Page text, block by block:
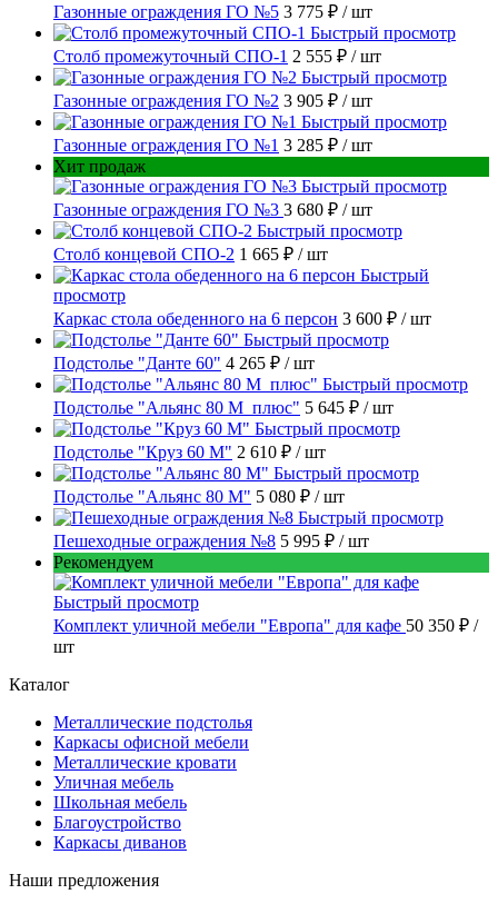
Газонные ограждения ГО №5 3 775 ₽ / шт
Быстрый просмотр
Столб промежуточный СПО-1 2 555 ₽ / шт
Быстрый просмотр
Газонные ограждения ГО №2 3 905 ₽ / шт
Быстрый просмотр
Газонные ограждения ГО №1 3 285 ₽ / шт
Хит продаж
Быстрый просмотр
Газонные ограждения ГО №3 3 680 ₽ / шт
Быстрый просмотр
Столб концевой СПО-2 1 665 ₽ / шт
Быстрый
просмотр
Каркас стола обеденного на 6 персон 3 600 ₽ / шт
Быстрый просмотр
Подстолье "Данте 60" 4 265 ₽ / шт
Быстрый просмотр
Подстолье "Альянс 80 М_плюс" 5 645 ₽ / шт
Быстрый просмотр
Подстолье "Круз 60 М" 2 610 ₽ / шт
Быстрый просмотр
Подстолье "Альянс 80 М" 5 080 ₽ / шт
Быстрый просмотр
Пешеходные ограждения №8 5 995 ₽ / шт
Рекомендуем
Быстрый просмотр
Комплект уличной мебели "Европа" для кафе 50 350 ₽ /
шт
Каталог
Металлические подстолья
Каркасы офисной мебели
Металлические кровати
Уличная мебель
Школьная мебель
Благоустройство
Каркасы диванов
Наши предложения